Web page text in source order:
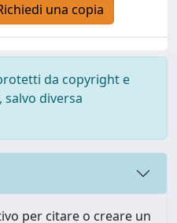
una copia
da copyright e
diversa
per citare o creare un